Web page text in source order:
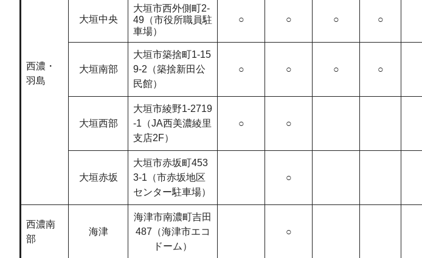
西濃・
羽島
大垣中央
大垣市西外側町2-
49（市役所職員駐
車場）
○ ○ ○ ○
大垣南部
大垣市築捨町1-15
9-2（築捨新田公
民館）
○ ○ ○ ○
大垣西部
大垣市綾野1-2719
-1（JA西美濃綾里
支店2F）
○ ○
大垣赤坂
大垣市赤坂町453
3-1（市赤坂地区
センター駐車場）
○
西濃南
部
海津
海津市南濃町吉田
487（海津市エコ
ドーム）
○